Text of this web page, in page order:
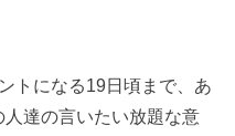
トになる19日頃まで、あ
達の言いたい放題な意